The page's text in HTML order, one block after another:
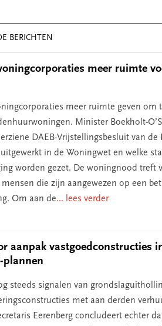
BERICHTEN
meer ruimte
meer ruimte geven om
Minister Boekholt-
DAEB-Vrijstellingsbesluit van de
in de Woningwet en welke
worden gezet. De woningnood treft
die zijn aangewezen op een
Om aan de... lees verder
aanpak vastgoedconstructies
plannen
steeds signalen van
met aan derden
Eerenberg concludeert echter